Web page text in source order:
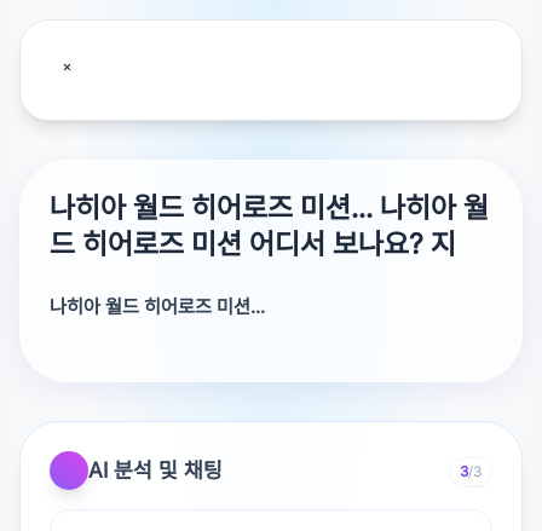
나히아 월드 히어로즈 미션... 나히아 월
드 히어로즈 미션 어디서 보나요? 지
나히아 월드 히어로즈 미션...
쿠팡플러스랑 라프텔 한번 보세요.
AI 분석 및 채팅 3/3